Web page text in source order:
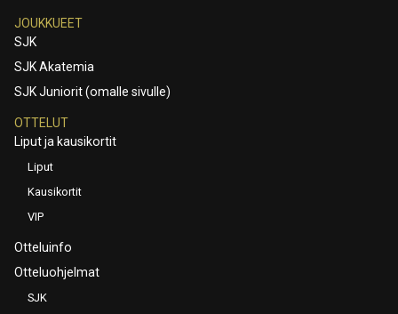
JOUKKUEET
SJK
SJK Akatemia
SJK Juniorit (omalle sivulle)
OTTELUT
Liput ja kausikortit
Liput
Kausikortit
VIP
Otteluinfo
Otteluohjelmat
SJK